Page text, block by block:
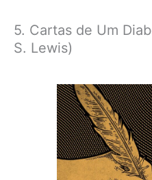
5. Cartas de Um
S. Lewis)